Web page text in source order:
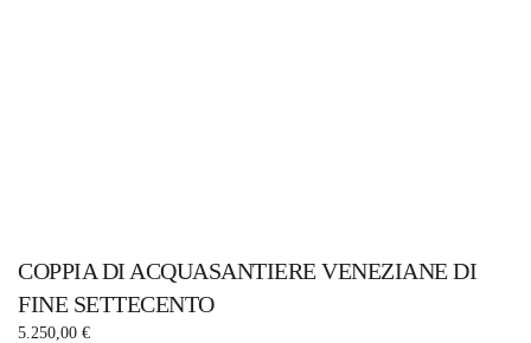
COPPIA DI ACQUASANTIERE VENEZIANE DI
FINE SETTECENTO
5.250,00 €